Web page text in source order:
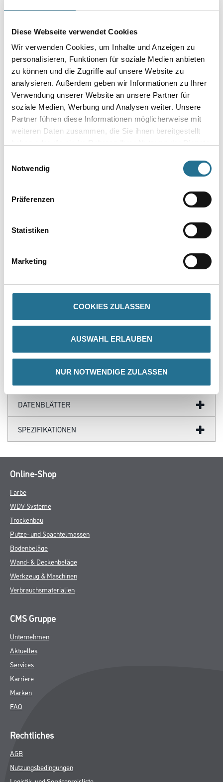
Diese Webseite verwendet Cookies
Wir verwenden Cookies, um Inhalte und Anzeigen zu
personalisieren, Funktionen für soziale Medien anbieten
zu können und die Zugriffe auf unsere Website zu
analysieren. Außerdem geben wir Informationen zu Ihrer
Verwendung unserer Website an unsere Partner für
soziale Medien, Werbung und Analysen weiter. Unsere
Partner führen diese Informationen möglicherweise mit
weiteren Daten zusammen, die Sie ihnen bereitgestellt
Notwendig
Präferenzen
Statistiken
Marketing
COOKIES ZULASSEN
AUSWAHL ERLAUBEN
NUR NOTWENDIGE ZULASSEN
wasserabweisend. Die Knietaschen aus strapazierfähigem CORDURA-
platziert ist. Schenkeltasche mit Handytasche und integriertem ID-
Hilfe von Reflexeffekten. Zertifiziert für die Verwendung zusammen mit
dem MASCOT-Kniepolstertyp SHORT oder LONG, da die
Kniepolstertasche höhenverstellbar ist.
Größe
Farbtonbezeichnung
PRODUKTEIGENSCHAFTEN
ZUSATZINFOS
DATENBLÄTTER
SPEZIFIKATIONEN
Online-Shop
Farbe
WDV-Systeme
Trockenbau
Putze- und Spachtelmassen
Bodenbeläge
Wand- & Deckenbeläge
Werkzeug & Maschinen
Verbrauchsmaterialien
CMS Gruppe
Unternehmen
Aktuelles
Services
Karriere
Marken
FAQ
Rechtliches
AGB
Nutzungsbedingungen